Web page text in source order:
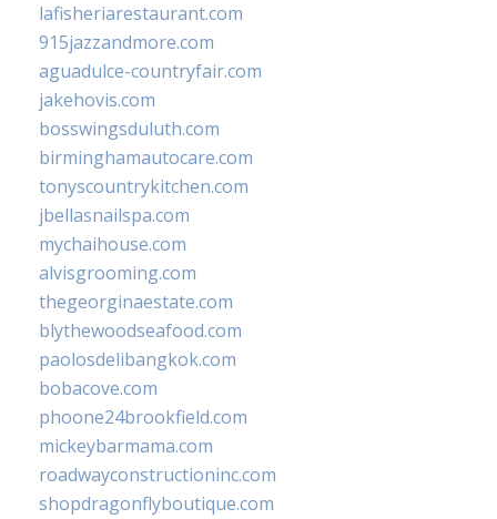
lafisheriarestaurant.com
915jazzandmore.com
aguadulce-countryfair.com
jakehovis.com
bosswingsduluth.com
birminghamautocare.com
tonyscountrykitchen.com
jbellasnailspa.com
mychaihouse.com
alvisgrooming.com
thegeorginaestate.com
blythewoodseafood.com
paolosdelibangkok.com
bobacove.com
phoone24brookfield.com
mickeybarmama.com
roadwayconstructioninc.com
shopdragonflyboutique.com